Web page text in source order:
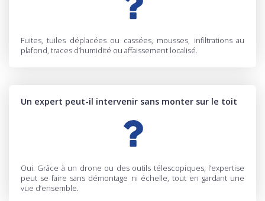
Fuites, tuiles déplacées ou cassées, mousses, infiltrations au
plafond, traces d’humidité ou affaissement localisé.
Un expert peut-il intervenir sans monter sur le toit
Oui. Grâce à un drone ou des outils télescopiques, l’expertise
peut se faire sans démontage ni échelle, tout en gardant une
vue d’ensemble.